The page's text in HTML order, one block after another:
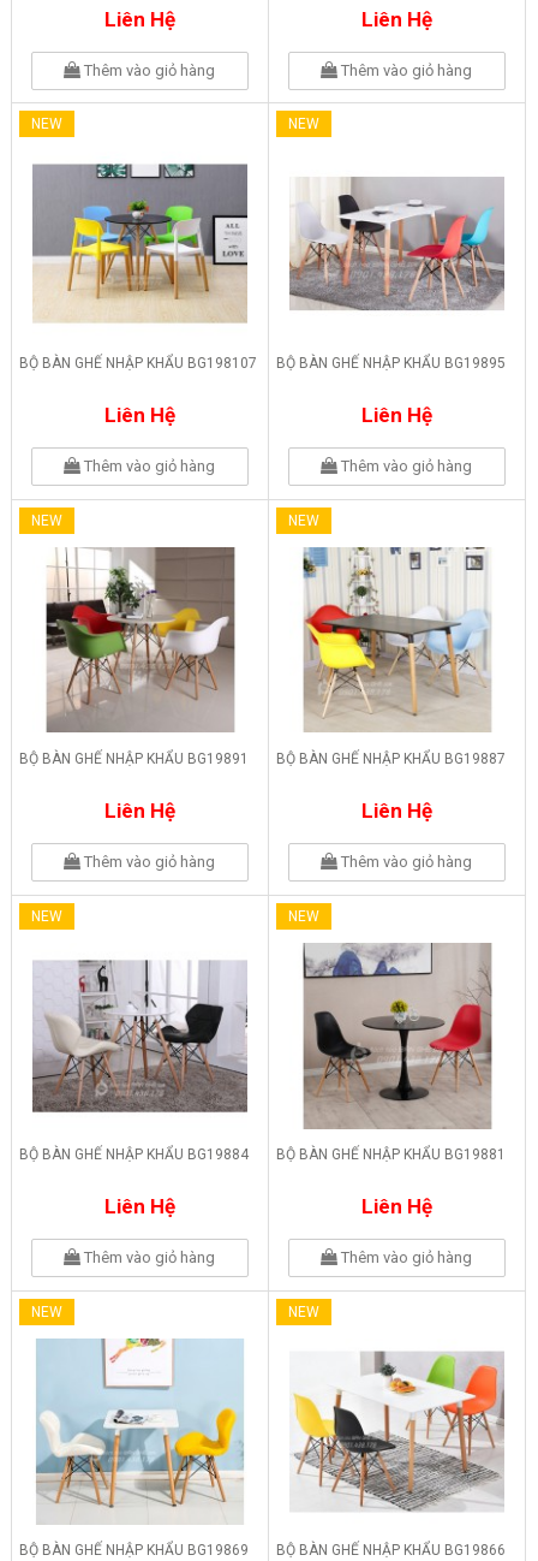
Liên Hệ
Thêm vào giỏ hàng
Liên Hệ
Thêm vào giỏ hàng
NEW
BỘ BÀN GHẾ NHẬP KHẨU BG198107
Liên Hệ
Thêm vào giỏ hàng
NEW
BỘ BÀN GHẾ NHẬP KHẨU BG19895
Liên Hệ
Thêm vào giỏ hàng
NEW
BỘ BÀN GHẾ NHẬP KHẨU BG19891
Liên Hệ
Thêm vào giỏ hàng
NEW
BỘ BÀN GHẾ NHẬP KHẨU BG19887
Liên Hệ
Thêm vào giỏ hàng
NEW
BỘ BÀN GHẾ NHẬP KHẨU BG19884
Liên Hệ
Thêm vào giỏ hàng
NEW
BỘ BÀN GHẾ NHẬP KHẨU BG19881
Liên Hệ
Thêm vào giỏ hàng
NEW
BỘ BÀN GHẾ NHẬP KHẨU BG19869
NEW
BỘ BÀN GHẾ NHẬP KHẨU BG19866